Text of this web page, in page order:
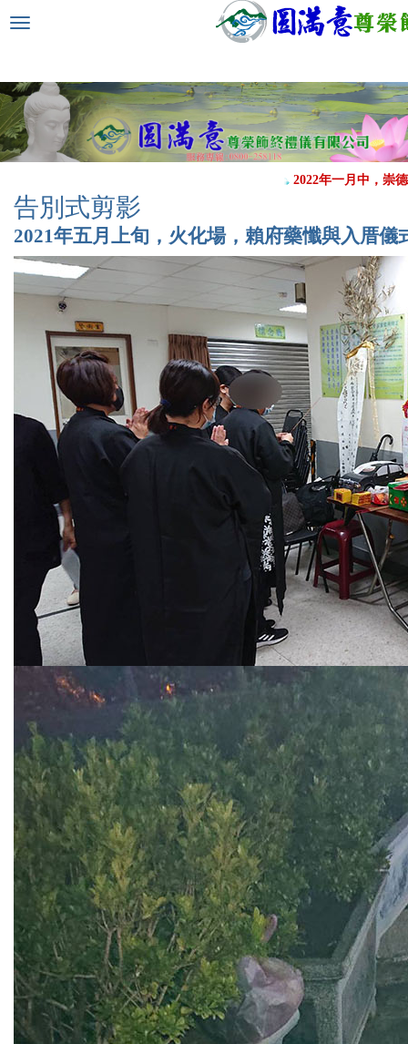
選
換
2022年一月中，崇德館
告別式剪影
2021年五月上旬，火化場，賴府藥懺與入厝儀